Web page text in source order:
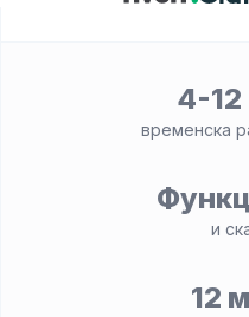
4-12
временска
и
12